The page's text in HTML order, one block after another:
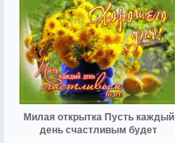
Милая открытка Пусть каждый
день счастливым будет